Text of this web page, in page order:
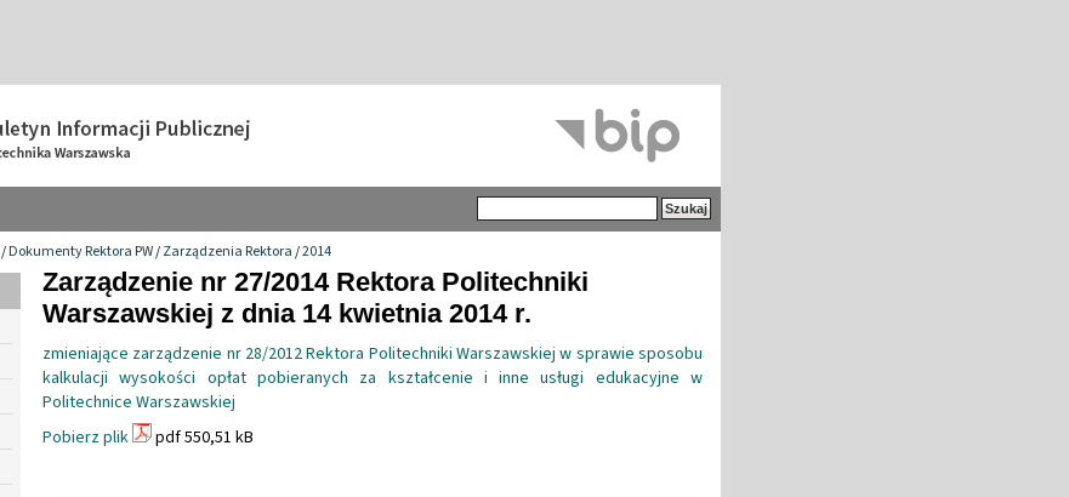
/Dokumenty Rektora PW/Zarządzenia Rektora/2014
Zarządzenie nr 27/2014 Rektora Politechniki
Warszawskiej z dnia 14 kwietnia 2014 r.
zmieniające zarządzenie nr 28/2012 Rektora Politechniki Warszawskiej w sprawie sposobu
kalkulacji wysokości opłat pobieranych za kształcenie i inne usługi edukacyjne w
Politechnice Warszawskiej
Pobierz plik
pdf 550,51 kB